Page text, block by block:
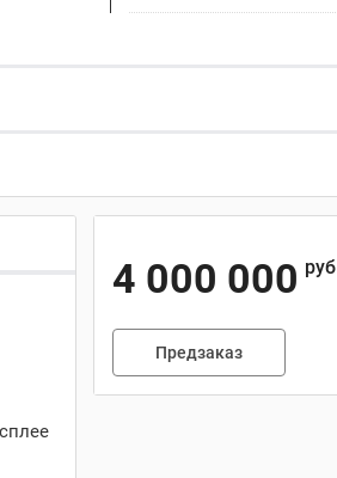
4 000 000 руб
Предзаказ